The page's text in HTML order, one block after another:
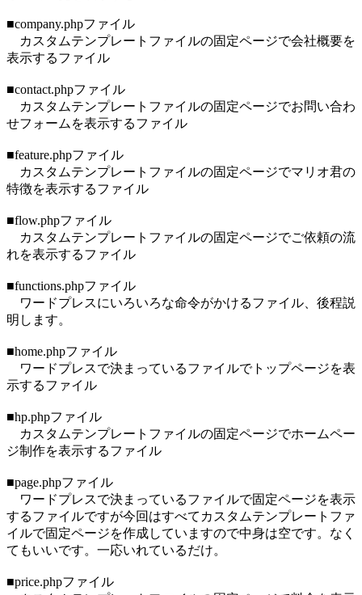
■company.phpファイル
カスタムテンプレートファイルの固定ページで会社概要を
表示するファイル
■contact.phpファイル
カスタムテンプレートファイルの固定ページでお問い合わ
せフォームを表示するファイル
■feature.phpファイル
カスタムテンプレートファイルの固定ページでマリオ君の
特徴を表示するファイル
■flow.phpファイル
カスタムテンプレートファイルの固定ページでご依頼の流
れを表示するファイル
■functions.phpファイル
ワードプレスにいろいろな命令がかけるファイル、後程説
明します。
■home.phpファイル
ワードプレスで決まっているファイルでトップページを表
示するファイル
■hp.phpファイル
カスタムテンプレートファイルの固定ページでホームペー
ジ制作を表示するファイル
■page.phpファイル
ワードプレスで決まっているファイルで固定ページを表示
するファイルですが今回はすべてカスタムテンプレートファ
イルで固定ページを作成していますので中身は空です。なく
てもいいです。一応いれているだけ。
■price.phpファイル